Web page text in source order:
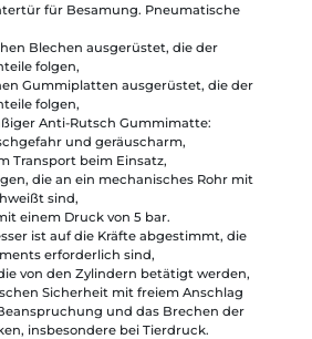
für Besamung. Pneumatische
Blechen ausgerüstet, die der
folgen,
Gummiplatten ausgerüstet, die der
folgen,
Anti-Rutsch Gummimatte:
und geräuscharm,
Transport beim Einsatz,
die an ein mechanisches Rohr mit
sind,
einem Druck von 5 bar.
ist auf die Kräfte abgestimmt, die
erforderlich sind,
von den Zylindern betätigt werden,
Sicherheit mit freiem Anschlag
und das Brechen der
insbesondere bei Tierdruck.